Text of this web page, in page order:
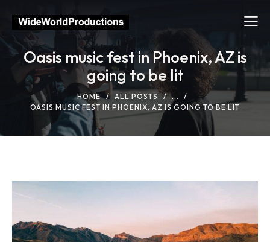
Oasis music fest in Phoenix, AZ is
going to be lit
HOME ALL POSTS
...
OASIS MUSIC FEST IN PHOENIX, AZ IS GOING TO BE LIT